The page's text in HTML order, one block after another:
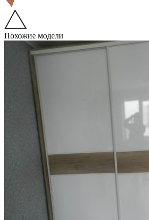
Похожие модели